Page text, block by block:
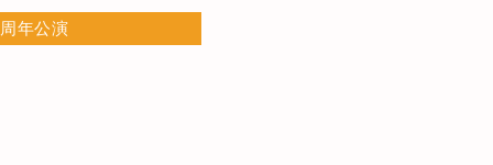
周年公演